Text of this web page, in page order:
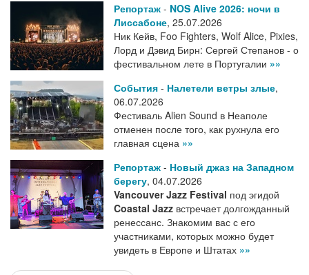
Репортаж - NOS Alive 2026: ночи в
Лиссабоне, 25.07.2026
Ник Кейв, Foo Fighters, Wolf Alice, Pixies,
Лорд и Дэвид Бирн: Сергей Степанов - о
фестивальном лете в Португалии »»
События - Налетели ветры злые,
06.07.2026
Фестиваль Alien Sound в Неаполе
отменен после того, как рухнула его
главная сцена »»
Репортаж - Новый джаз на Западном
берегу, 04.07.2026
Vancouver Jazz Festival под эгидой
Coastal Jazz встречает долгожданный
ренессанс. Знакомим вас с его
участниками, которых можно будет
увидеть в Европе и Штатах »»